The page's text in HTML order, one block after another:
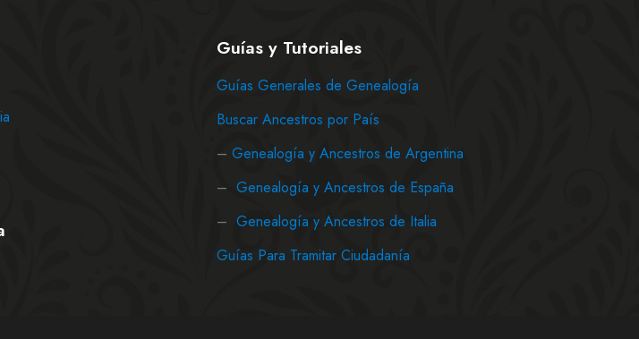
Guías y Tutoriales
Guías Generales de Genealogía
Buscar Ancestros por País
– Genealogía y Ancestros de Argentina
– Genealogía y Ancestros de España
– Genealogía y Ancestros de Italia
Guías Para Tramitar Ciudadanía